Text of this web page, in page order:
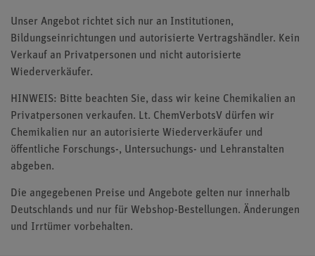
Unser Angebot richtet sich nur an Institutionen,
Bildungseinrichtungen und autorisierte Vertragshändler. Kein
Verkauf an Privatpersonen und nicht autorisierte
Wiederverkäufer.
HINWEIS: Bitte beachten Sie, dass wir keine Chemikalien an
Privatpersonen verkaufen. Lt. ChemVerbotsV dürfen wir
Chemikalien nur an autorisierte Wiederverkäufer und
öffentliche Forschungs-, Untersuchungs- und Lehranstalten
abgeben.
Die angegebenen Preise und Angebote gelten nur innerhalb
Deutschlands und nur für Webshop-Bestellungen. Änderungen
und Irrtümer vorbehalten.